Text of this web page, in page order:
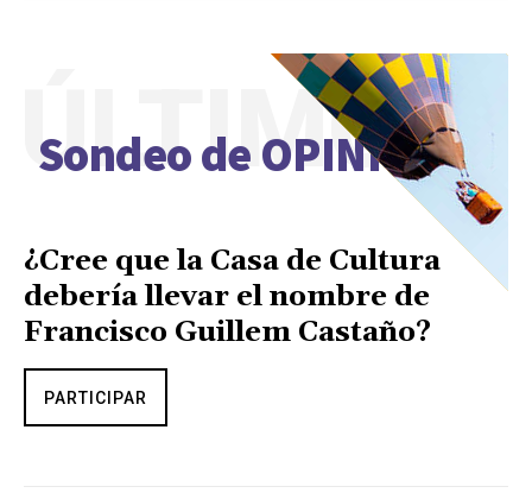
Sondeo de OPINIÓN
ÚLTIMO
¿Cree que la Casa de Cultura
debería llevar el nombre de
Francisco Guillem Castaño?
PARTICIPAR